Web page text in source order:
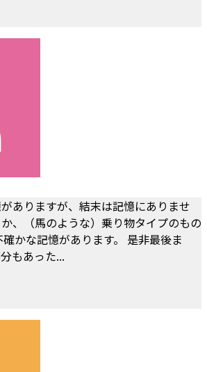
ありますが、結末は記憶にありませ
、（馬のような）乗り物タイプのもの
かな記憶があります。 是非最後ま
もあった...